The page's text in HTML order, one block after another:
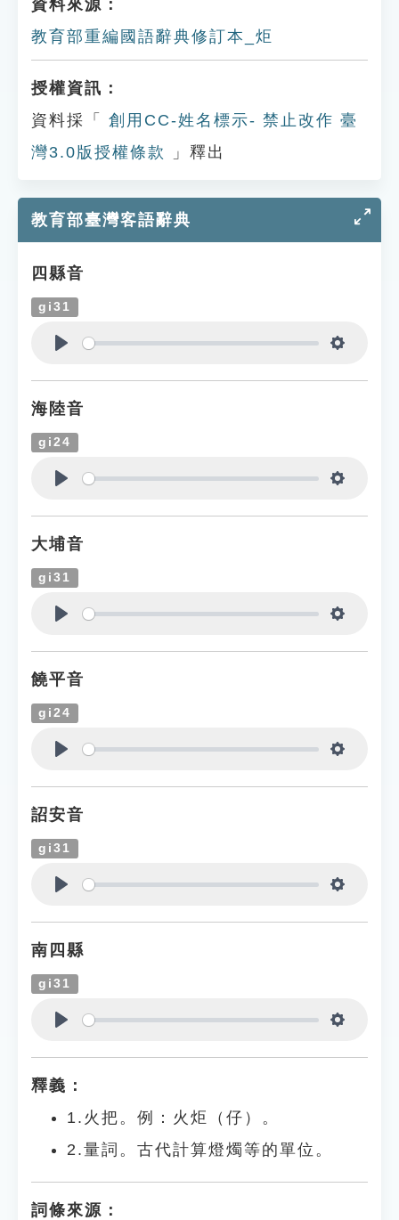
資料來源：
教育部重編國語辭典修訂本_炬
授權資訊：
資料採「
創用CC-姓名標示- 禁止改作 臺
灣3.0版授權條款
」釋出
教育部臺灣客語辭典
四縣音
gi31
海陸音
gi24
大埔音
gi31
饒平音
gi24
詔安音
gi31
南四縣
gi31
釋義：
1.火把。例：火炬（仔）。
2.量詞。古代計算燈燭等的單位。
詞條來源：